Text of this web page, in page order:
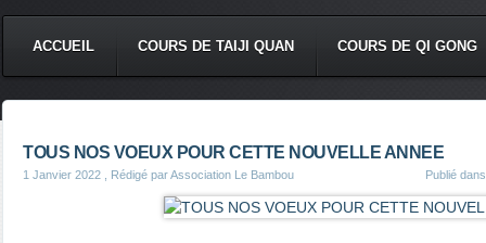
ACCUEIL COURS DE TAIJI QUAN COURS DE QI GONG
TOUS NOS VOEUX POUR CETTE NOUVELLE ANNEE
1 Janvier 2022 , Rédigé par Association Le Bambou Publié